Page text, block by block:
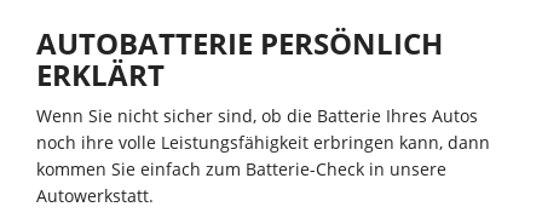
AUTOBATTERIE PERSÖNLICH
ERKLÄRT
Wenn Sie nicht sicher sind, ob die Batterie Ihres Autos
noch ihre volle Leistungsfähigkeit erbringen kann, dann
kommen Sie einfach zum Batterie-Check in unsere
Autowerkstatt.